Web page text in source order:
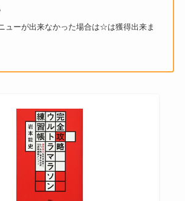
ューが出来なかった場合は☆は獲得出来ま